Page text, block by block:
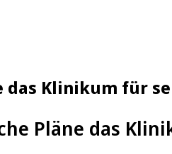
das Klinikum für
Pläne das